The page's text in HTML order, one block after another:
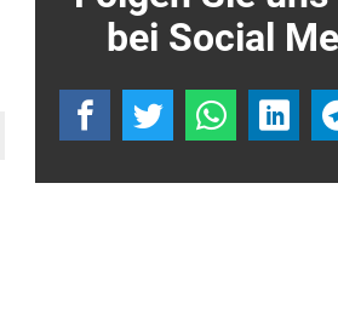
bei Social